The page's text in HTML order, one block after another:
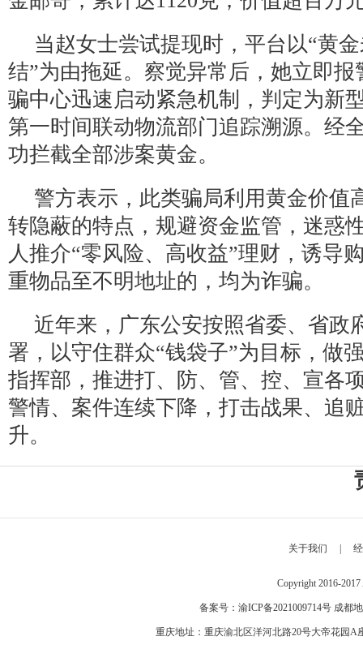
当赵女士尝试提现时，平台以“黄
结”为由拖延。察觉异常后，她立即
骗中心迅速启动紧急机制，判定为新
第一时间联动物流部门追踪溯源。经
功拦截全部涉案黄金。
警方表示，此类骗局利用黄金价值
转隐蔽的特点，规避资金监管，迷惑
人推介“零风险、高收益”理财，诱导
重物品至不明地址的，均为诈骗。
近年来，广东公安按照省委、省政
署，以守住群众“钱袋子”为目标，做
指挥部，推进打、防、管、控、宣各
警情、案件连续下降，打击战果、追
升。
关于我们
Copyright 2016-
备案号： 渝ICP备2021009714号 成都
重庆地址：重庆渝北区洋河北路20号大帝花园A